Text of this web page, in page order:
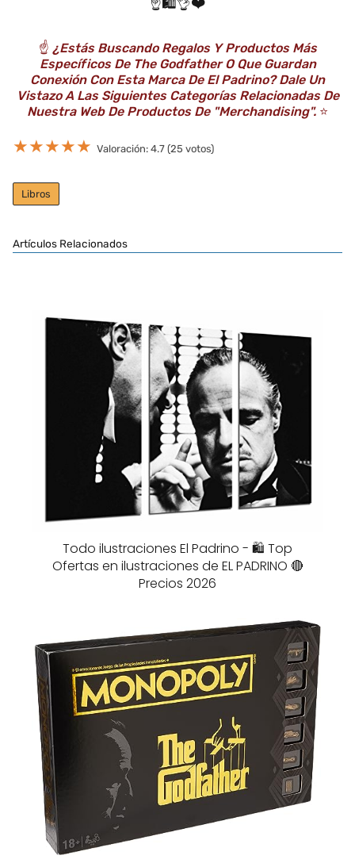
☝️ ¿Estás Buscando Regalos Y Productos Más
Específicos De The Godfather O Que Guardan
Conexión Con Esta Marca De El Padrino? Dale Un
Vistazo A Las Siguientes Categorías Relacionadas De
Nuestra Web De Productos De "Merchandising". ⭐️
★★★★★ Valoración: 4.7 (25 votos)
Libros
Artículos Relacionados
Todo ilustraciones El Padrino - 🛍️ Top
Ofertas en ilustraciones de EL PADRINO 🔴
Precios 2026